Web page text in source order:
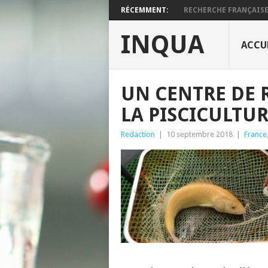
RÉCEMMENT: RECHERCHE
INQUA
UN CENTRE DE
LA
Redaction 10 septembre 2018 France